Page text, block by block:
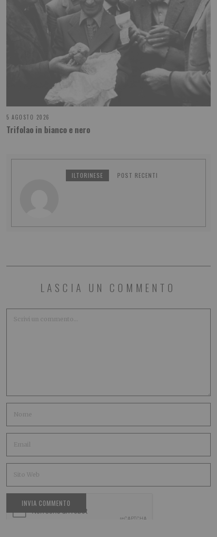
5 AGOSTO 2026
Trifolao in bianco e nero
ILTORINESE POST RECENTI
LASCIA UN COMMENTO